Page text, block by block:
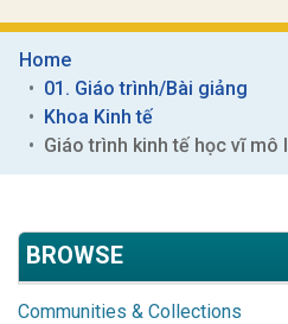
Home
01. Giáo trình/Bài giảng
Khoa Kinh tế
Giáo trình kinh tế học vĩ mô I
BROWSE
Communities & Collections